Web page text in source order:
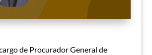
de Procurador General de